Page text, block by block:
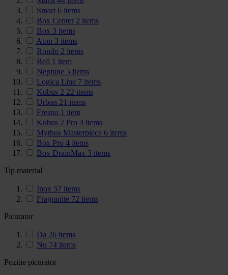
Smart 6 items
Box Center 2 items
Box 3 items
Aton 3 items
Rondo 2 items
Bell 1 item
Neptune 5 items
Logica Line 7 items
Kubus 2 22 items
Urban 21 items
Fresno 1 item
Kubus 2 Pro 4 items
Mythos Masterpiece 6 items
Box Pro 4 items
Box DrainMax 3 items
Tip material
Inox 57 items
Fragranite 72 items
Picurator
Da 26 items
Nu 74 items
Pozitie picurator